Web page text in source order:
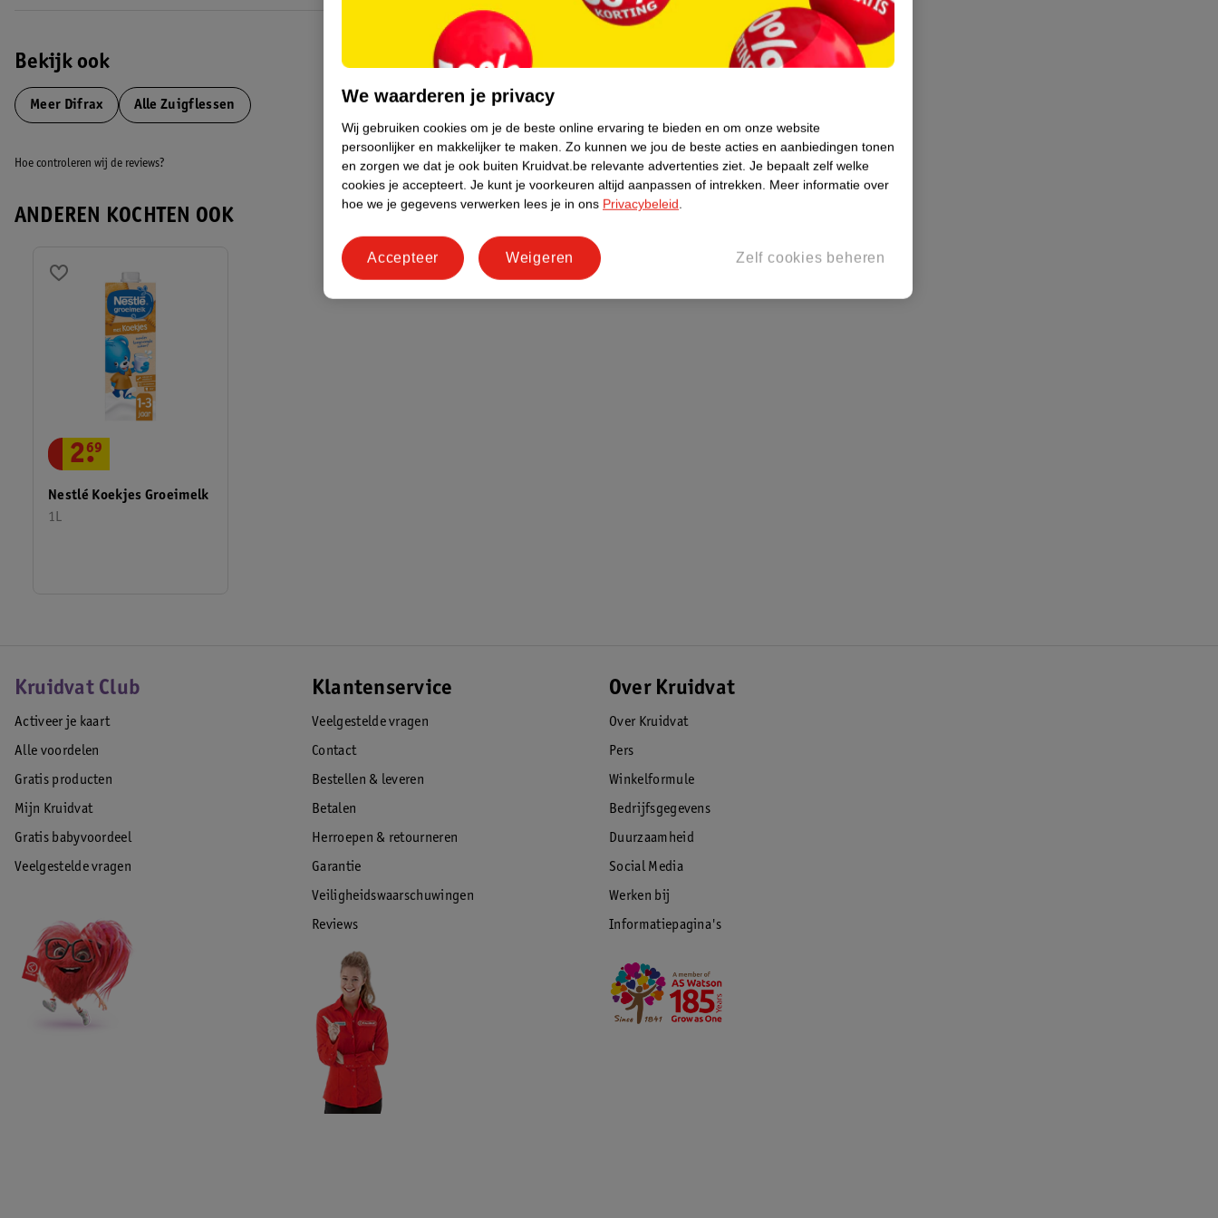
Bekijk ook
Meer Difrax Alle Zuigflessen
Hoe controleren wij de reviews?
ANDEREN KOCHTEN OOK
Nestlé Koekjes Groeimelk
1L
2.
69
Kruidvat Club
Activeer je kaart
Alle voordelen
Gratis producten
Mijn Kruidvat
Gratis babyvoordeel
Veelgestelde vragen
Klantenservice
Veelgestelde vragen
Contact
Bestellen & leveren
Betalen
Herroepen & retourneren
Garantie
Veiligheidswaarschuwingen
Reviews
Over Kruidvat
Over Kruidvat
Pers
Winkelformule
Bedrijfsgegevens
Duurzaamheid
Social Media
Werken bij
Informatiepagina's
We waarderen je privacy
Wij gebruiken cookies om je de beste online ervaring te bieden en om onze website
persoonlijker en makkelijker te maken. Zo kunnen we jou de beste acties en aanbiedingen tonen
en zorgen we dat je ook buiten Kruidvat.be relevante advertenties ziet. Je bepaalt zelf welke
cookies je accepteert. Je kunt je voorkeuren altijd aanpassen of intrekken. Meer informatie over
hoe we je gegevens verwerken lees je in ons Privacybeleid.
Zelf cookies beheren
Weigeren
Accepteer